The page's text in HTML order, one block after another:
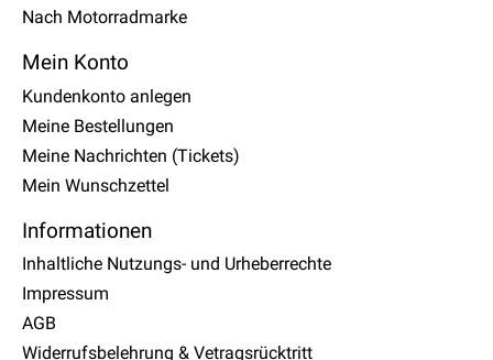
Nach Motorradmarke
Mein Konto
Kundenkonto anlegen
Meine Bestellungen
Meine Nachrichten (Tickets)
Mein Wunschzettel
Informationen
Inhaltliche Nutzungs- und Urheberrechte
Impressum
AGB
Widerrufsbelehrung & Vetragsrücktritt